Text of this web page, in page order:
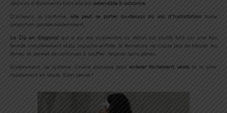
séances d’étirements tant elle est extensible à outrance
D’ailleurs, je confirme, elle peut se porter au-dessus du sac d’hydratation toute
proportion gardée évidemment.
Le Zip en diagonal qui a pu me surprendre au début est plutôt futé car une fois
fermée complètement et/ou capuche enfilée, la fermeture ne risque pas de blesser les
lèvres, et permet de continuer à souffler, respirer sans gènes.
Evidemment, ce système s’avère pratique pourenlever facilement veste et la plier
rapidement en boule. Bien pensé !